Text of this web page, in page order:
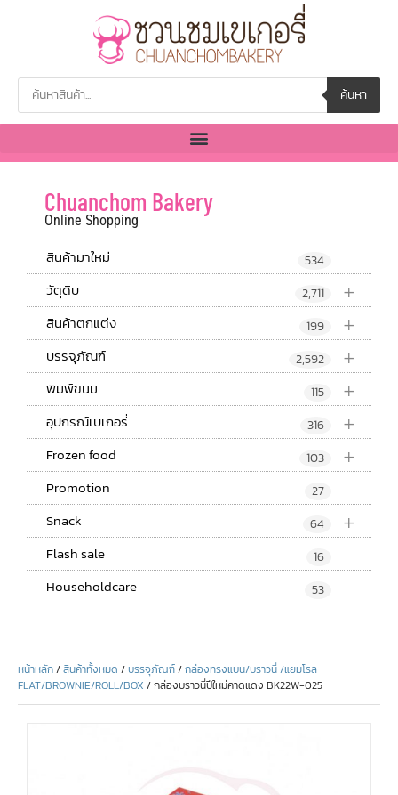
ค้นหา
Chuanchom Bakery
Online Shopping
สินค้ามาใหม่ 534
+
วัตุดิบ 2,711
+
สินค้าตกแต่ง 199
+
บรรจุภัณฑ์ 2,592
+
พิมพ์ขนม 115
+
อุปกรณ์เบเกอรี่ 316
+
Frozen food 103
Promotion 27
+
Snack 64
Flash sale 16
Householdcare 53
หน้าหลัก/สินค้าทั้งหมด /บรรจุภัณฑ์/กล่องทรงแบน/บราวนี่ /แยมโรล
FLAT/BROWNIE/ROLL/BOX / กล่องบราวนี่ปีใหม่คาดแดง BK22W-025